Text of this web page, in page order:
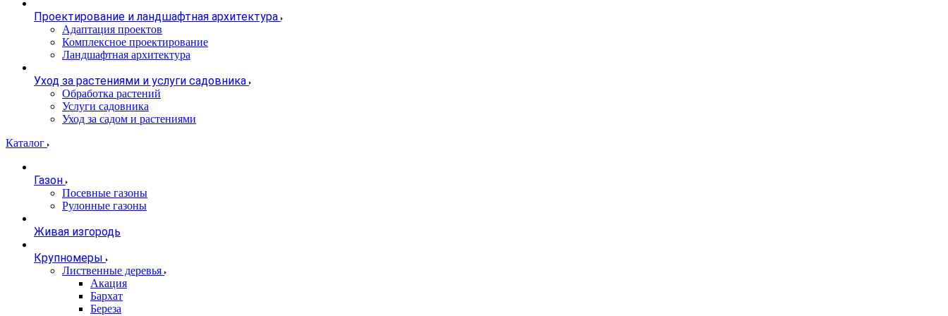
Проектирование и ландшафтная архитектура
Адаптация проектов
Комплексное проектирование
Ландшафтная архитектура
Уход за растениями и услуги садовника
Обработка растений
Услуги садовника
Уход за садом и растениями
Каталог
Газон
Посевные газоны
Рулонные газоны
Живая изгородь
Крупномеры
Лиственные деревья
Акация
Бархат
Береза